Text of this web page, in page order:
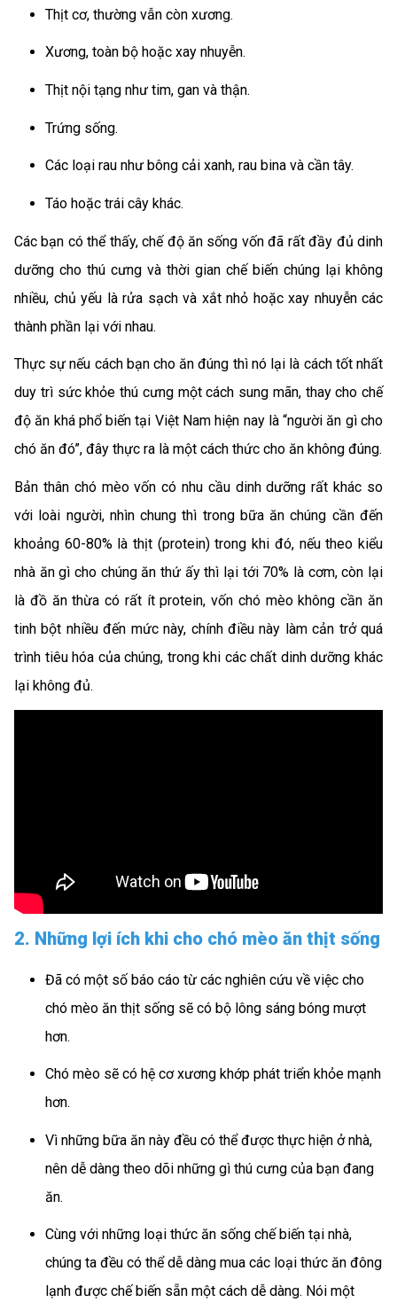
Thịt cơ, thường vẫn còn xương.
Xương, toàn bộ hoặc xay nhuyễn.
Thịt nội tạng như tim, gan và thận.
Trứng sống.
Các loại rau như bông cải xanh, rau bina và cần tây.
Táo hoặc trái cây khác.
Các bạn có thể thấy, chế độ ăn sống vốn đã rất đầy đủ dinh
dưỡng cho thú cưng và thời gian chế biến chúng lại không
nhiều, chủ yếu là rửa sạch và xắt nhỏ hoặc xay nhuyễn các
thành phần lại với nhau.
Thực sự nếu cách bạn cho ăn đúng thì nó lại là cách tốt nhất
duy trì sức khỏe thú cưng một cách sung mãn, thay cho chế
độ ăn khá phổ biến tại Việt Nam hiện nay là “người ăn gì cho
chó ăn đó”, đây thực ra là một cách thức cho ăn không đúng.
Bản thân chó mèo vốn có nhu cầu dinh dưỡng rất khác so
với loài người, nhìn chung thì trong bữa ăn chúng cần đến
khoảng 60-80% là thịt (protein) trong khi đó, nếu theo kiểu
nhà ăn gì cho chúng ăn thứ ấy thì lại tới 70% là cơm, còn lại
là đồ ăn thừa có rất ít protein, vốn chó mèo không cần ăn
tinh bột nhiều đến mức này, chính điều này làm cản trở quá
trình tiêu hóa của chúng, trong khi các chất dinh dưỡng khác
lại không đủ.
2. Những lợi ích khi cho chó mèo ăn thịt sống
Đã có một số báo cáo từ các nghiên cứu về việc cho
chó mèo ăn thịt sống sẽ có bộ lông sáng bóng mượt
hơn.
Chó mèo sẽ có hệ cơ xương khớp phát triển khỏe mạnh
hơn.
Vì những bữa ăn này đều có thể được thực hiện ở nhà,
nên dễ dàng theo dõi những gì thú cưng của bạn đang
ăn.
Cùng với những loại thức ăn sống chế biến tại nhà,
chúng ta đều có thể dễ dàng mua các loại thức ăn đông
lạnh được chế biến sẵn một cách dễ dàng. Nói một